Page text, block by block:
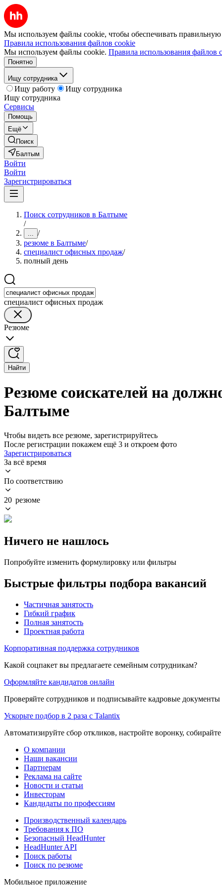
Мы используем файлы cookie, чтобы обеспечивать правильную
Правила использования файлов cookie
Мы используем файлы cookie. Правила использования файлов
Понятно
Ищу сотрудника
Ищу работу
Ищу сотрудника
Ищу сотрудника
Сервисы
Помощь
Ещё
Поиск
Балтым
Войти
Войти
Зарегистрироваться
Поиск сотрудников в Балтыме
/
... /
резюме в Балтыме/
специалист офисных продаж/
полный день
специалист офисных продаж
Резюме
Найти
Резюме соискателей на
Балтыме
Чтобы видеть все резюме, зарегистрируйтесь
После регистрации покажем ещё 3 и откроем фото
Зарегистрироваться
За всё время
По соответствию
20 резюме
Ничего не нашлось
Попробуйте изменить формулировку или фильтры
Быстрые фильтры подбора вакансий
Частичная занятость
Гибкий график
Полная занятость
Проектная работа
Корпоративная поддержка сотрудников
Какой соцпакет вы предлагаете семейным сотрудникам?
Оформляйте кандидатов онлайн
Проверяйте сотрудников и подписывайте кадровые
Ускорьте подбор в 2 раза с Talantix
Автоматизируйте сбор откликов, настройте воронку,
О компании
Наши вакансии
Партнерам
Реклама на сайте
Новости и статьи
Инвесторам
Кандидаты по профессиям
Производственный календарь
Требования к ПО
Безопасный HeadHunter
HeadHunter API
Поиск работы
Поиск по резюме
Мобильное приложение